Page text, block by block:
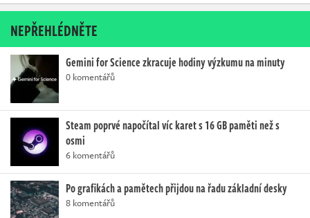
NEPŘEHLÉDNĚTE
Gemini for Science zkracuje hodiny výzkumu na minuty
0 komentářů
Steam poprvé napočítal víc karet s 16 GB paměti než s
osmi
6 komentářů
Po grafikách a pamětech přijdou na řadu základní desky
8 komentářů